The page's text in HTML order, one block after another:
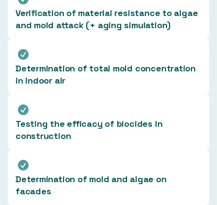
Verification of material resistance to algae
and mold attack (+ aging simulation)
Determination of total mold concentration
in indoor air
Testing the efficacy of biocides in
construction
Determination of mold and algae on
facades